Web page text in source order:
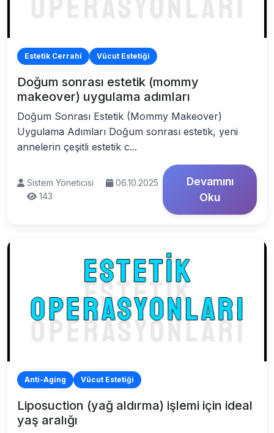
Estetik Cerrahi Vücut Estetiği
Doğum sonrası estetik (mommy
makeover) uygulama adımları
Doğum Sonrası Estetik (Mommy Makeover)
Uygulama Adımları Doğum sonrası estetik, yeni
annelerin çeşitli estetik c...
Sistem Yöneticisi
06.10.2025
143
Devamını
Oku
Anti-Aging Vücut Estetiği
Liposuction (yağ aldırma) işlemi için ideal
yaş aralığı